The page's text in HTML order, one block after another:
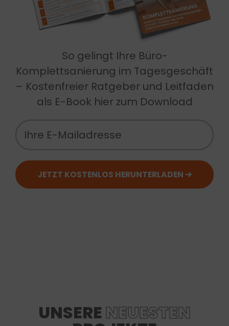
So gelingt Ihre Büro-
Komplettsanierung im Tagesgeschäft
– Kostenfreier Ratgeber und Leitfaden
als E-Book hier zum Download
UNSERE NEUESTEN